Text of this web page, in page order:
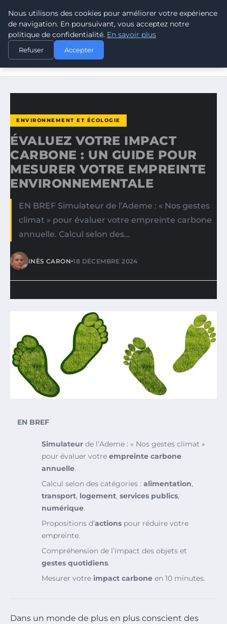
CLIMATE GUARDIAN
ACCUEIL
ENVIRONNEMENT ET ÉCOLOGIE
ÉVALUEZ VOTRE IMPACT CARBONE : UN GUIDE POUR
ENVIRONNEMENT ET ÉCOLOGIE
ÉVALUEZ VOTRE IMPACT
CARBONE : UN GUIDE POUR
MESURER VOTRE EMPREINTE
ENVIRONNEMENTALE
EN BREF Simulateur de l’Ademe : « Nos gestes
climat » pour évaluer votre empreinte carbone
annuelle. Calcul selon des…
INÈS CARON•18 DÉCEMBRE 2024
EN BREF
Simulateur de l’Ademe : « Nos gestes climat »
pour évaluer votre empreinte carbone
annuelle.
Calcul selon des catégories : alimentation,
transport, logement, services publics,
numérique.
Propositions d’actions pour réduire votre
empreinte.
Compréhension de l’impact des objets et
gestes quotidiens.
Mesurer votre impact carbone en 10 minutes.
Dans un monde de plus en plus conscient des
Nous utilisons des cookies pour améliorer votre expérience
de navigation. En poursuivant, vous acceptez notre
politique de confidentialité. En savoir plus
Refuser Accepter